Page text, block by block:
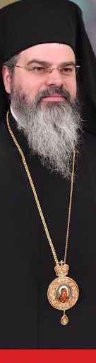
Iisus cu Sine
lui, și i-a dus într-
Și S-a schimbat la